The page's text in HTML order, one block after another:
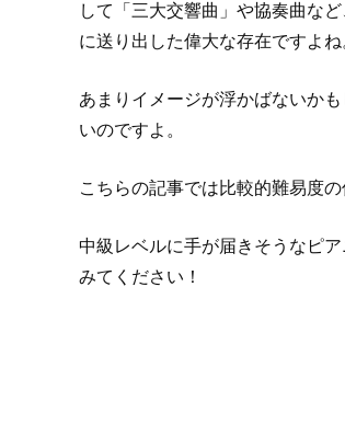
して「三大交響曲」や協奏曲な
に送り出した偉大な存在ですよね
あまりイメージが浮かばないか
いのですよ。
こちらの記事では比較的難易度
中級レベルに手が届きそうなピ
みてください！